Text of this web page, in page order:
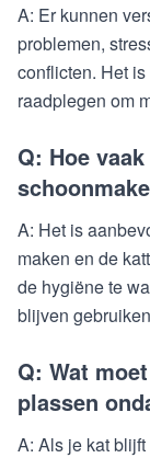
A: Er kunnen
problemen,
conflicten. Het
raadplegen om
Q: Hoe
A: Het is
maken en de
de hygiëne te
blijven
Q: Wat
plassen
A: Als je kat